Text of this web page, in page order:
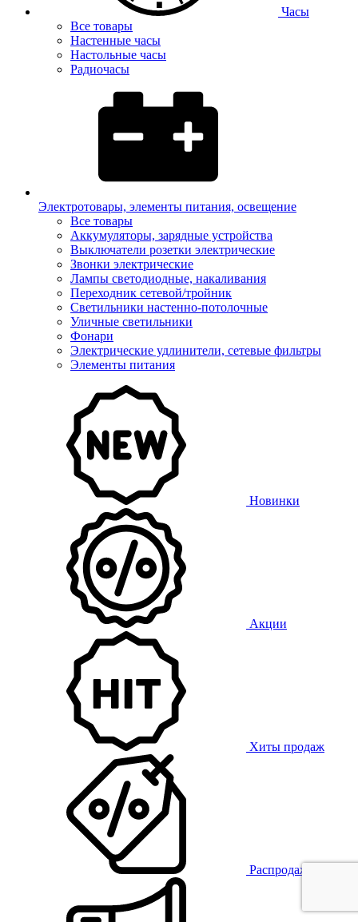
Часы
Все товары
Настенные часы
Настольные часы
Радиочасы
Электротовары, элементы питания, освещение
Все товары
Аккумуляторы, зарядные устройства
Выключатели розетки электрические
Звонки электрические
Лампы светодиодные, накаливания
Переходник сетевой/тройник
Светильники настенно-потолочные
Уличные светильники
Фонари
Электрические удлинители, сетевые фильтры
Элементы питания
Новинки
Акции
Хиты продаж
Распродажа